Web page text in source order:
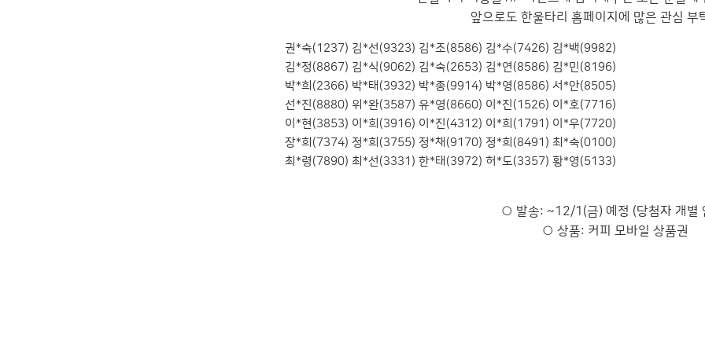
앞으로도 한울타리 홈페이지에 많은 관심 부
권*숙(1237) 김*선(9323) 김*조(8586) 김*수(7426) 김*백(9982)
김*정(8867) 김*식(9062) 김*숙(2653) 김*연(8586) 김*민(8196)
박*희(2366) 박*태(3932) 박*종(9914) 박*영(8586) 서*안(8505)
선*진(8880) 위*완(3587) 유*영(8660) 이*진(1526) 이*호(7716)
이*현(3853) 이*희(3916) 이*진(4312) 이*희(1791) 이*우(7720)
장*희(7374) 정*희(3755) 정*채(9170) 정*희(8491) 최*숙(0100)
최*령(7890) 최*선(3331) 한*태(3972) 허*도(3357) 황*영(5133)
○ 발송: ~12/1(금) 예정 (당첨자 개별
○ 상품: 커피 모바일 상품권